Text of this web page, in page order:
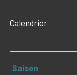
Calendrier
Saison